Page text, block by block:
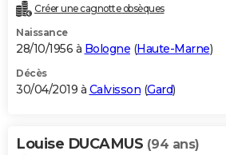
Créer une cagnotte obsèques
Naissance
28/10/1956 à Bologne (Haute-Marne)
Décès
30/04/2019 à Calvisson (Gard)
Louise DUCAMUS (94 ans)